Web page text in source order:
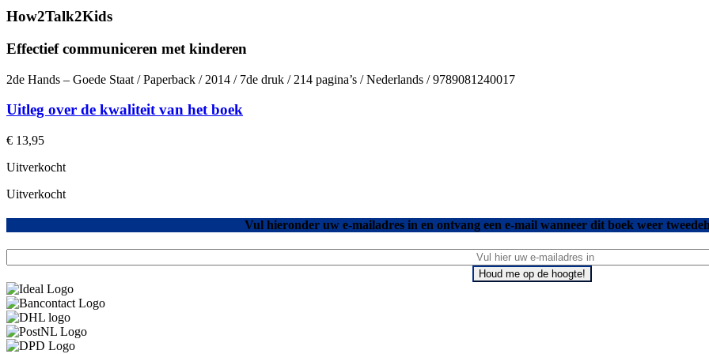
How2Talk2Kids
Effectief communiceren met kinderen
2de Hands – Goede Staat / Paperback / 2014 / 7de druk / 214 pagina’s / Nederlands / 9789081240017
Uitleg over de kwaliteit van het boek
€ 13,95
Uitverkocht
Uitverkocht
Vul hieronder uw e-mailadres in en ontvang een e-mail wanneer dit boek weer
Houd me op de hoogte!